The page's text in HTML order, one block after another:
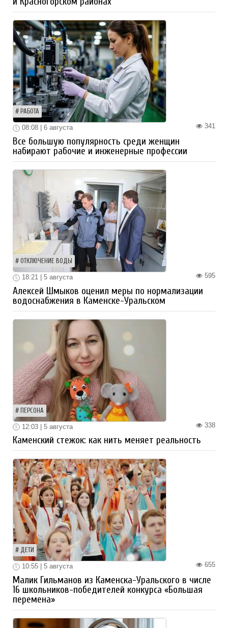
РАБОТА
341
08:08 | 6 августа
Все большую популярность среди женщин
набирают рабочие и инженерные профессии
ОТКЛЮЧЕНИЕ ВОДЫ
595
18:21 | 5 августа
Алексей Шмыков оценил меры по нормализации
водоснабжения в Каменске-Уральском
ПЕРСОНА
338
12:03 | 5 августа
Каменский стежок: как нить меняет реальность
ДЕТИ
655
10:55 | 5 августа
Малик Гильманов из Каменска-Уральского в числе
16 школьников-победителей конкурса «Большая
перемена»